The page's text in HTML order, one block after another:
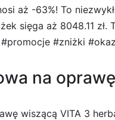
aż -63%! To
sięga aż 8048.11
#promocje #zniżki
na
wiszącą VITA 3